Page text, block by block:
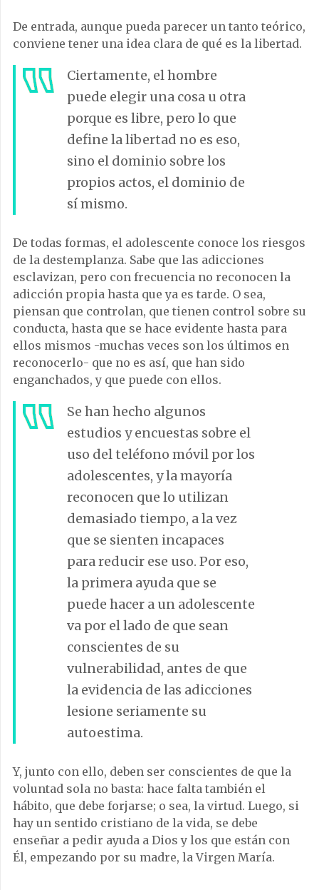
De entrada, aunque pueda parecer un tanto teórico,
conviene tener una idea clara de qué es la libertad.
Ciertamente, el hombre
puede elegir una cosa u otra
porque es libre, pero lo que
define la libertad no es eso,
sino el dominio sobre los
propios actos, el dominio de
sí mismo.
De todas formas, el adolescente conoce los riesgos
de la destemplanza. Sabe que las adicciones
esclavizan, pero con frecuencia no reconocen la
adicción propia hasta que ya es tarde. O sea,
piensan que controlan, que tienen control sobre su
conducta, hasta que se hace evidente hasta para
ellos mismos -muchas veces son los últimos en
reconocerlo- que no es así, que han sido
enganchados, y que puede con ellos.
Se han hecho algunos
estudios y encuestas sobre el
uso del teléfono móvil por los
adolescentes, y la mayoría
reconocen que lo utilizan
demasiado tiempo, a la vez
que se sienten incapaces
para reducir ese uso. Por eso,
la primera ayuda que se
puede hacer a un adolescente
va por el lado de que sean
conscientes de su
vulnerabilidad, antes de que
la evidencia de las adicciones
lesione seriamente su
autoestima.
Y, junto con ello, deben ser conscientes de que la
voluntad sola no basta: hace falta también el
hábito, que debe forjarse; o sea, la virtud. Luego, si
hay un sentido cristiano de la vida, se debe
enseñar a pedir ayuda a Dios y los que están con
Él, empezando por su madre, la Virgen María.